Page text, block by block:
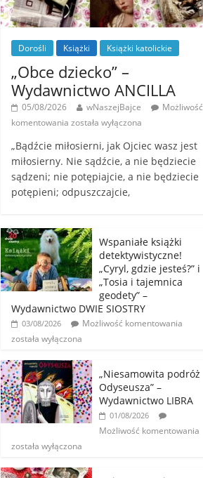
Dorośli Książki Książki katolickie
„Obce dziecko” –
Wydawnictwo ANCILLA
05/08/2026 wNaszejBajce
Możliwość
komentowania została wyłączona
„Bądźcie miłosierni, jak Ojciec wasz jest
miłosierny. Nie sądźcie, a nie będziecie
sądzeni; nie potępiajcie, a nie będziecie
potępieni; odpuszczajcie,
Wspaniałe książki
detektywistyczne!
„Cyryl, gdzie jesteś?” i
„Tosia i tajemnica
geodety” –
Wydawnictwo DWIE SIOSTRY
03/08/2026
Możliwość komentowania
została wyłączona
„Niesamowita podróż
Odyseusza” –
Wydawnictwo LIBRA
01/08/2026
Możliwość komentowania
została wyłączona